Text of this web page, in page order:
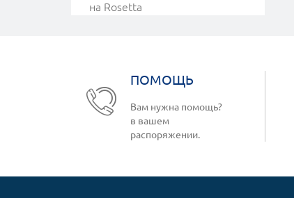
на Rosetta
ПОМОЩЬ
Вам нужна помощь?
в вашем
распоряжении.